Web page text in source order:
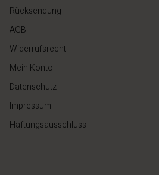
Rücksendung
AGB
Widerrufsrecht
Mein Konto
Datenschutz
Impressum
Haftungsausschluss